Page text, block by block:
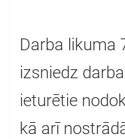
Darba likuma
izsniedz
ieturētie
kā arī